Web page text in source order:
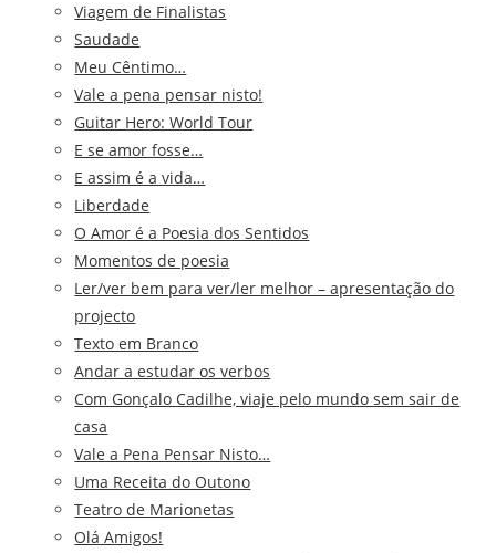
Viagem de Finalistas
Saudade
Meu Cêntimo…
Vale a pena pensar nisto!
Guitar Hero: World Tour
E se amor fosse…
E assim é a vida…
Liberdade
O Amor é a Poesia dos Sentidos
Momentos de poesia
Ler/ver bem para ver/ler melhor – apresentação do
projecto
Texto em Branco
Andar a estudar os verbos
Com Gonçalo Cadilhe, viaje pelo mundo sem sair de
casa
Vale a Pena Pensar Nisto…
Uma Receita do Outono
Teatro de Marionetas
Olá Amigos!